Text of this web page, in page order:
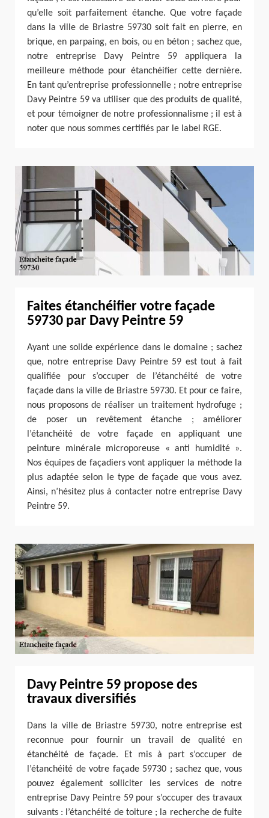
qu’elle soit parfaitement étanche. Que votre façade
dans la ville de Briastre 59730 soit fait en pierre, en
brique, en parpaing, en bois, ou en béton ; sachez que,
notre entreprise Davy Peintre 59 appliquera la
meilleure méthode pour étanchéifier cette dernière.
En tant qu’entreprise professionnelle ; notre entreprise
Davy Peintre 59 va utiliser que des produits de qualité,
et pour témoigner de notre professionnalisme ; il est à
noter que nous sommes certifiés par le label RGE.
Faites étanchéifier votre façade
59730 par Davy Peintre 59
Ayant une solide expérience dans le domaine ; sachez
que, notre entreprise Davy Peintre 59 est tout à fait
qualifiée pour s’occuper de l’étanchéité de votre
façade dans la ville de Briastre 59730. Et pour ce faire,
nous proposons de réaliser un traitement hydrofuge ;
de poser un revêtement étanche ; améliorer
l’étanchéité de votre façade en appliquant une
peinture minérale microporeuse « anti humidité ».
Nos équipes de façadiers vont appliquer la méthode la
plus adaptée selon le type de façade que vous avez.
Ainsi, n’hésitez plus à contacter notre entreprise Davy
Peintre 59.
Davy Peintre 59 propose des
travaux diversifiés
Dans la ville de Briastre 59730, notre entreprise est
reconnue pour fournir un travail de qualité en
étanchéité de façade. Et mis à part s’occuper de
l’étanchéité de votre façade 59730 ; sachez que, vous
pouvez également solliciter les services de notre
entreprise Davy Peintre 59 pour s’occuper des travaux
suivants : l’étanchéité de toiture ; la recherche de fuite